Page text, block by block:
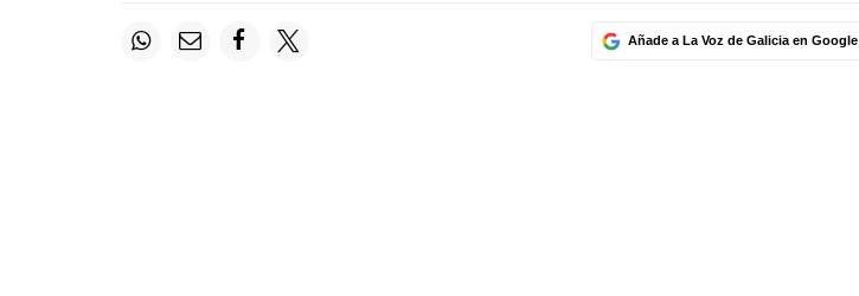
Añade a La Voz de Galicia en Google